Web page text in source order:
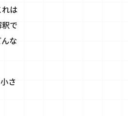
は
で
な
さ